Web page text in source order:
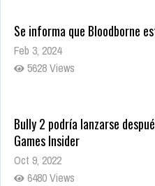
Se informa que Bloodborne
Feb 3, 2024
5628 Views
Bully 2 podría lanzarse
Games Insider
Oct 9, 2022
6480 Views